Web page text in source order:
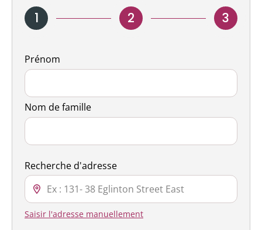
1 2 3
Nom
Prénom
Nom de famille
Recherche d'adresse
Saisir l'adresse manuellement